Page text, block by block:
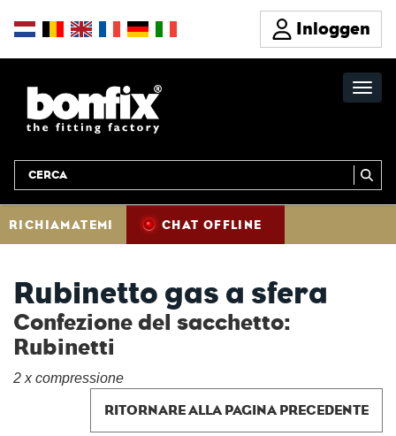
Inloggen
RICHIAMATEMI CHAT OFFLINE
Rubinetto gas a sfera
Confezione del sacchetto:
Rubinetti
2 x compressione
RITORNARE ALLA PAGINA PRECEDENTE